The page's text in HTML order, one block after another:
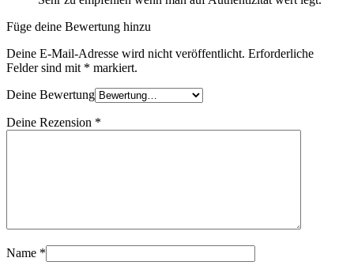
Füge deine Bewertung hinzu
Deine E-Mail-Adresse wird nicht veröffentlicht. Erforderliche
Felder sind mit * markiert.
Deine Bewertung
Deine Rezension *
Name *